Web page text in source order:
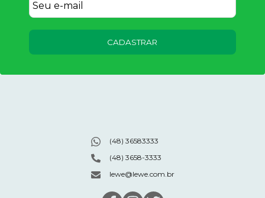
CADASTRAR
(48) 36583333
(48) 3658-3333
lewe@lewe.com.br